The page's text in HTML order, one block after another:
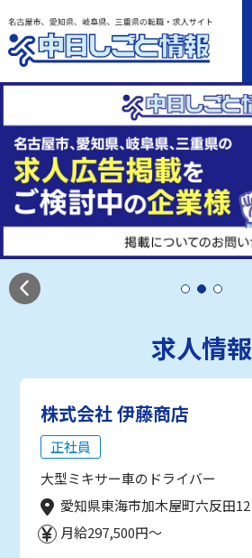
求人情報
株式会社 伊藤商店
正社員
大型ミキサー車のドライバー
愛知県東海市加木屋町六反田12
月給297,500円～